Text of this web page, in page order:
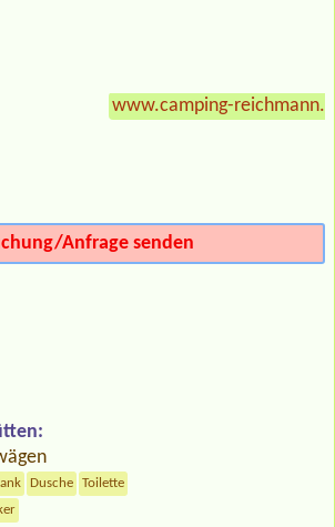
www.camping-
Anfrage senden
Dusche
Toilette